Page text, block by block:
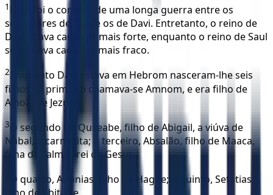
1
Esse foi o começo de uma longa guerra entre os
seguidores de Saul e os de Davi. Entretanto, o reino de
Davi ficava cada vez mais forte, enquanto o reino de Saul
se tornava cada vez mais fraco.
2
Enquanto Davi estava em Hebrom nasceram-lhe seis
filhos. O primeiro chamava-se Amnom, e era filho de
Ainoã, de Jezreel.
3O segundo foi Quileabe, filho de Abigail, a viúva de
Nabal, o carmelita; o terceiro, Absalão, filho de Maaca,
filha de Talmai, rei de Gesur.
O quarto, Adonias, filho de Hagite; o quinto, Sefatias,